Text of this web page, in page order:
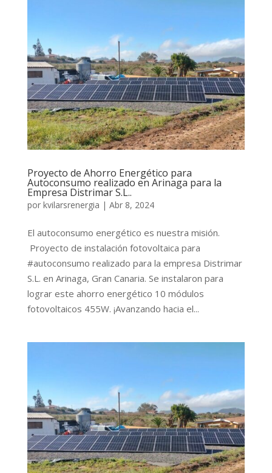
Proyecto de Ahorro Energético para
Autoconsumo realizado en Arinaga para la
Empresa Distrimar S.L..
por kvilarsrenergia | Abr 8, 2024
El autoconsumo energético es nuestra misión.
Proyecto de instalación fotovoltaica para
#autoconsumo realizado para la empresa Distrimar
S.L. en Arinaga, Gran Canaria. Se instalaron para
lograr este ahorro energético 10 módulos
fotovoltaicos 455W. ¡Avanzando hacia el...